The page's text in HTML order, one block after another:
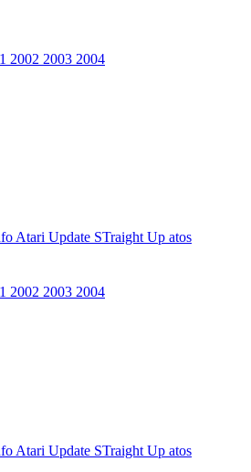
2002 2003 2004
Atari Update STraight Up atos
2002 2003 2004
Atari Update STraight Up atos